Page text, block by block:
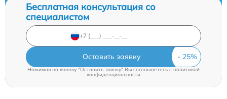
Бесплатная консультация со
специалистом
Оставить заявку
Нажимая на кнопку "Оставить заявку" Вы соглашаетесь cполитикой
конфиденциальности